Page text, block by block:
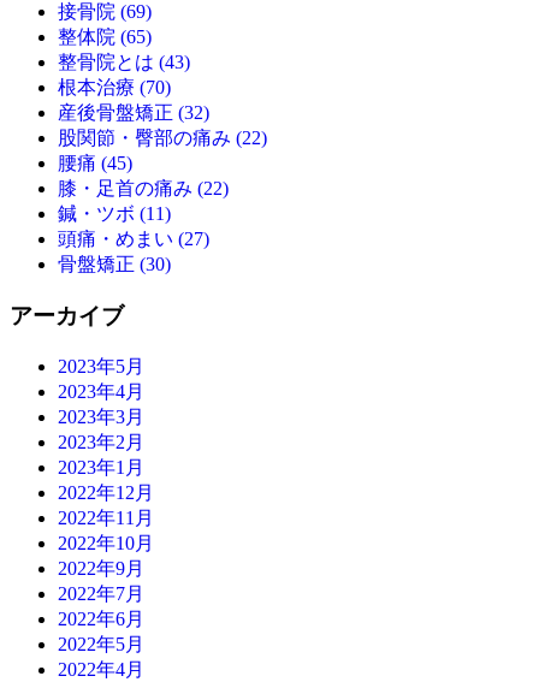
接骨院 (69)
整体院 (65)
整骨院とは (43)
根本治療 (70)
産後骨盤矯正 (32)
股関節・臀部の痛み (22)
腰痛 (45)
膝・足首の痛み (22)
鍼・ツボ (11)
頭痛・めまい (27)
骨盤矯正 (30)
アーカイブ
2023年5月
2023年4月
2023年3月
2023年2月
2023年1月
2022年12月
2022年11月
2022年10月
2022年9月
2022年7月
2022年6月
2022年5月
2022年4月